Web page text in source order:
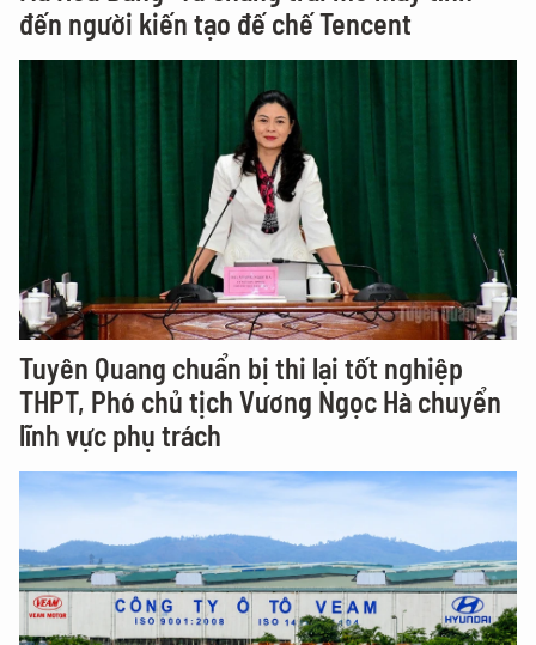
đến người kiến tạo đế chế Tencent
Tuyên Quang chuẩn bị thi lại tốt nghiệp
THPT, Phó chủ tịch Vương Ngọc Hà chuyển
lĩnh vực phụ trách